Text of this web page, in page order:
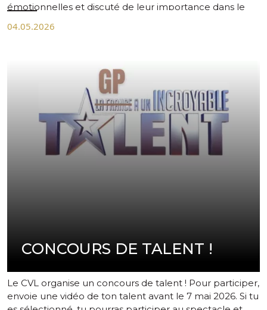
émotionnelles et discuté de leur importance dans le
04.05.2026
CONCOURS DE TALENT !
Le CVL organise un concours de talent ! Pour participer,
envoie une vidéo de ton talent avant le 7 mai 2026. Si tu